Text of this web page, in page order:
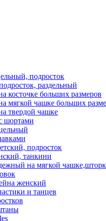
подросток
раздельный
косточке больших размеров
мягкой чашке больших
твердой чашке
шортами
подросток
танкини
на мягкой
женский
и танцев